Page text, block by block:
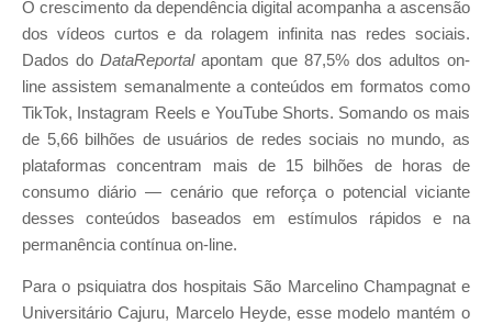
O crescimento da dependência digital acompanha a ascensão
dos vídeos curtos e da rolagem infinita nas redes sociais.
Dados doDataReportalapontam que 87,5% dos adultos on-
line assistem semanalmente a conteúdos em formatos como
TikTok, Instagram Reels e YouTube Shorts. Somando os mais
de 5,66 bilhões de usuários de redes sociais no mundo, as
plataformas concentram mais de 15 bilhões de horas de
consumo diário — cenário que reforça o potencial viciante
desses conteúdos baseados em estímulos rápidos e na
permanência contínua on-line.
Para o psiquiatra dos hospitais São Marcelino Champagnat e
Universitário Cajuru, Marcelo Heyde, esse modelo mantém o